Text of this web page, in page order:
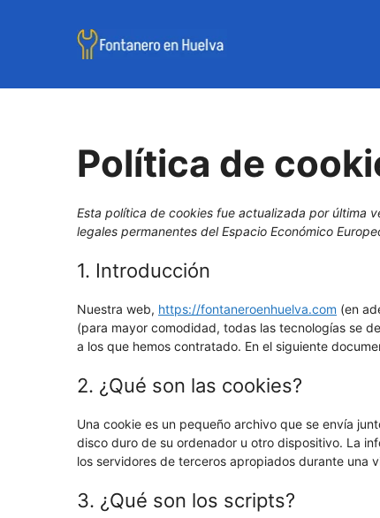
Política de
Esta política de cookies fue actualizada por última
legales permanentes del Espacio Económico
1. Introducción
Nuestra web, https://fontaneroenhuelva.com (en
(para mayor comodidad, todas las tecnologías se
a los que hemos contratado. En el siguiente
2. ¿Qué son las cookies?
Una cookie es un pequeño archivo que se envía
disco duro de su ordenador u otro dispositivo. La
los servidores de terceros apropiados durante una
3. ¿Qué son los scripts?